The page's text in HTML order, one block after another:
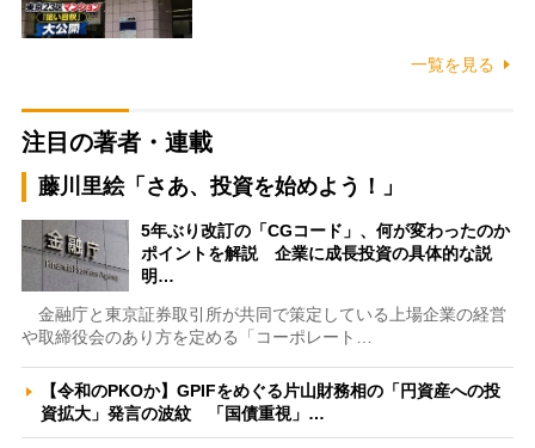
一覧を見る
注目の著者・連載
藤川里絵「さあ、投資を始めよう！」
5年ぶり改訂の「CGコード」、何が変わったのか
ポイントを解説 企業に成長投資の具体的な説
明…
金融庁と東京証券取引所が共同で策定している上場企業の経営
や取締役会のあり方を定める「コーポレート…
【令和のPKOか】GPIFをめぐる片山財務相の「円資産への投
資拡大」発言の波紋 「国債重視」…